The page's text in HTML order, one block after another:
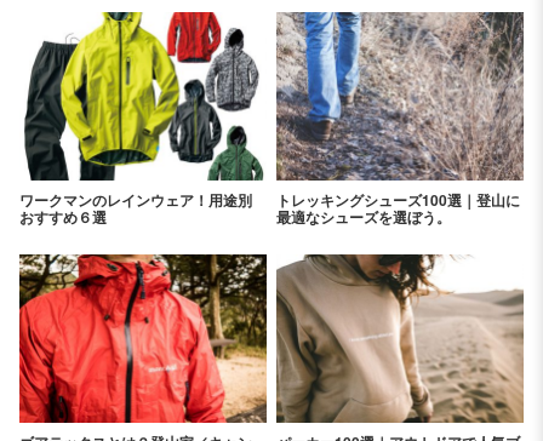
ワークマンのレインウェア！用途別
おすすめ６選
トレッキングシューズ100選｜登山に
最適なシューズを選ぼう。